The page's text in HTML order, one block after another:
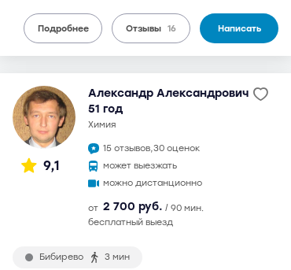
Подробнее Отзывы 16 Написать
9,1
Александр Александрович
51 год
химия
15 отзывов,30 оценок
может выезжать
можно дистанционно
от 2 700 руб. / 90 мин.
бесплатный выезд
Бибирево 3 мин